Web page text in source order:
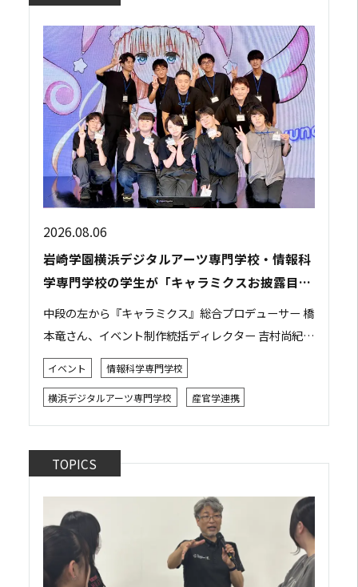
2026.08.06
岩崎学園横浜デジタルアーツ専門学校・情報科
学専門学校の学生が「キャラミクスお披露目イ
ベント」の運営スタッフとして参加しました
中段の左から『キャラミクス』総合プロデューサー 橋
本竜さん、イベント制作統括ディレクター 吉村尚紀さ
ん 2026年8月2日、都内で開催された株式会社リモア
主催の「キャラミクスお披露目イベント」...
イベント 情報科学専門学校
横浜デジタルアーツ専門学校 産官学連携
TOPICS